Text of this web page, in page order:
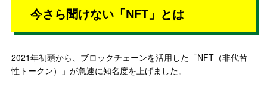
今さら聞けない「NFT」とは
2021年初頭から、ブロックチェーンを活用した「NFT（非代替
性トークン）」が急速に知名度を上げました。